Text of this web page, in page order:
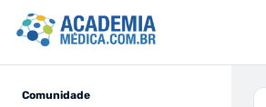
Comunidade